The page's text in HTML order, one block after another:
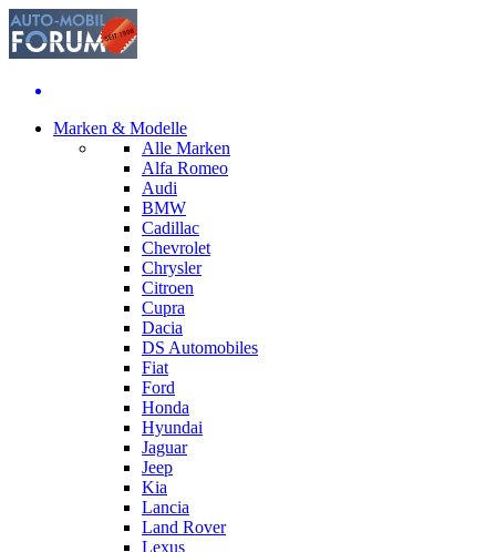
Marken & Modelle
Alle Marken
Alfa Romeo
Audi
BMW
Cadillac
Chevrolet
Chrysler
Citroen
Cupra
Dacia
DS Automobiles
Fiat
Ford
Honda
Hyundai
Jaguar
Jeep
Kia
Lancia
Land Rover
Lexus